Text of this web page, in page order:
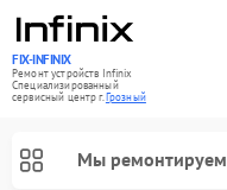
FIX-INFINIX
Ремонт устройств Infinix
Специализированный
cервисный центр г.Грозный
Мы ремонтируем